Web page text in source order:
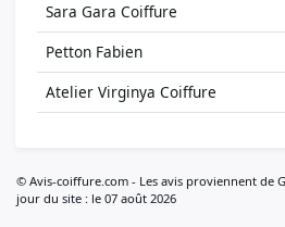
Sara Gara Coiffure
Petton Fabien
Atelier Virginya Coiffure
© Avis-coiffure.com - Les avis proviennent de
jour du site : le 07 août 2026